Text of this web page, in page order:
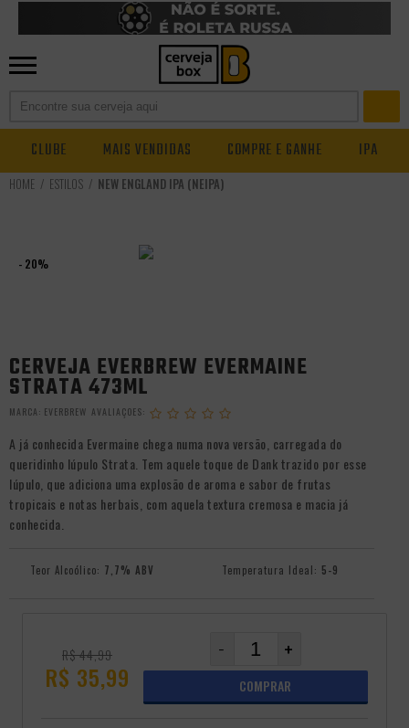
CLUBE MAIS VENDIDAS COMPRE E GANHE IPA
ESTILOS NEW ENGLAND IPA (NEIPA)
- 20%
CERVEJA EVERBREW EVERMAINE
STRATA 473ML
MARCA: EVERBREW
A já conhecida Evermaine chega numa nova versão, carregada do
queridinho lúpulo Strata. Tem aquele toque de Dank trazido por esse
lúpulo, que adiciona uma explosão de aroma e sabor de frutas
tropicais e notas herbais, com aquela textura cremosa e macia já
conhecida.
Teor Alcoólico: 7,7% ABV Temperatura Ideal: 5-9
R$ 44,99
R$ 35,99
- +
COMPRAR